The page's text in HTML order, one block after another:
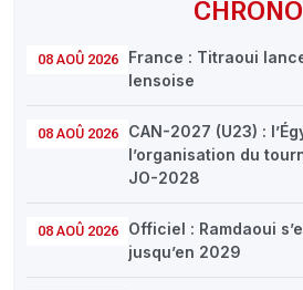
CHRONO
08 AOÛ 2026
France : Titraoui
lensoise
08 AOÛ 2026
CAN-2027 (U23) :
l’organisation du
JO-2028
08 AOÛ 2026
Officiel : Ramdaoui
jusqu’en 2029